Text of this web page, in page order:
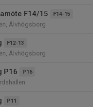
F14/15 F14-15
Älvhögsborg
F12-13
Älvhögsborg
P16 P16
P11